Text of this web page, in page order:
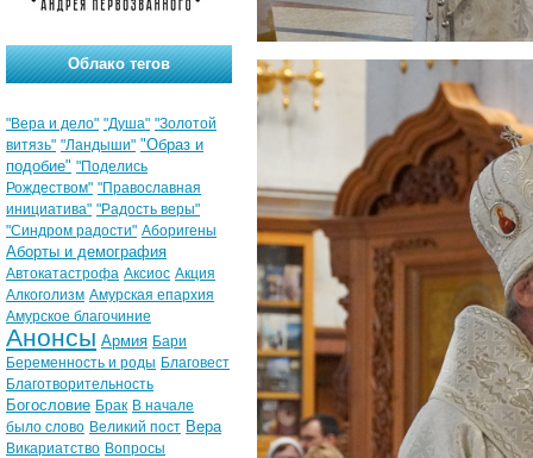
Облако тегов
"Вера и дело" "Душа" "Золотой
витязь" "Ландыши" "Образ и
подобие" "Поделись
Рождеством" "Православная
инициатива" "Радость веры"
"Синдром радости" Аборигены
Аборты и демография
Автокатастрофа Аксиос Акция
Алкоголизм Амурская епархия
Амурское благочиние
Анонсы Армия Бари
Беременность и роды Благовест
Благотворительность
Богословие Брак В начале
было слово Великий пост Вера
Викариатство Вопросы